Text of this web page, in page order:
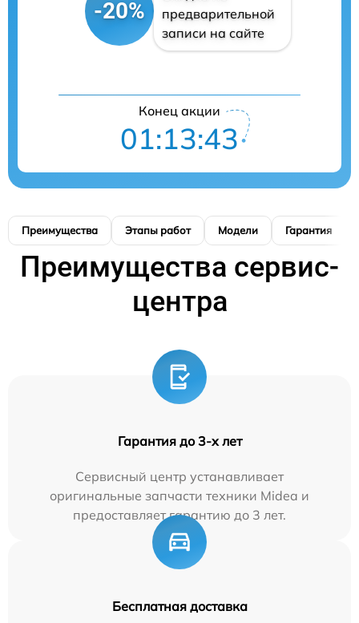
-20%
предварительной
записи на сайте
Конец акции
01:13:42
Преимущества Этапы работ Модели Гарантия
Преимущества сервис-
центра
Гарантия до 3-х лет
Сервисный центр устанавливает
оригинальные запчасти техники Midea и
предоставляет гарантию до 3 лет.
Бесплатная доставка